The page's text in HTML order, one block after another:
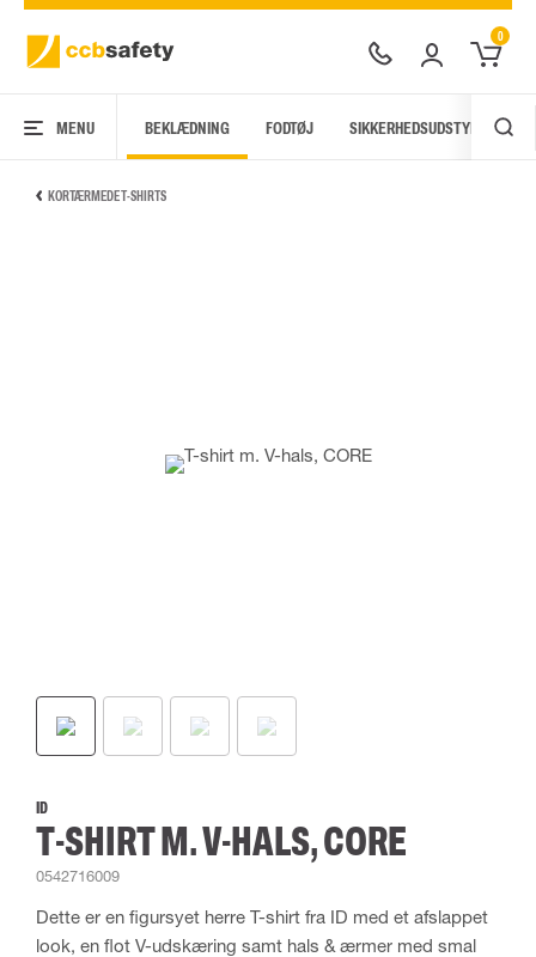
0
MENU BEKLÆDNING FODTØJ SIKKERHEDSUDSTYR
KORTÆRMEDE T-SHIRTS
ID
T-SHIRT M. V-HALS, CORE
0542716009
Dette er en figursyet herre T-shirt fra ID med et afslappet
look, en flot V-udskæring samt hals & ærmer med smal